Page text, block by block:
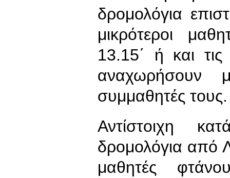
δρομολόγια
μικρότεροι
13.15΄ ή και
αναχωρήσουν
συμμαθητές τους.
Αντίστοιχη
δρομολόγια από
μαθητές